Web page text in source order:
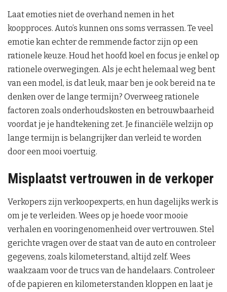
Laat emoties niet de overhand nemen in het
koopproces. Auto’s kunnen ons soms verrassen. Te veel
emotie kan echter de remmende factor zijn op een
rationele keuze. Houd het hoofd koel en focus je enkel op
rationele overwegingen. Als je echt helemaal weg bent
van een model, is dat leuk, maar ben je ook bereid na te
denken over de lange termijn? Overweeg rationele
factoren zoals onderhoudskosten en betrouwbaarheid
voordat je je handtekening zet. Je financiële welzijn op
lange termijn is belangrijker dan verleid te worden
door een mooi voertuig.
Misplaatst vertrouwen in de verkoper
Verkopers zijn verkoopexperts, en hun dagelijks werk is
om je te verleiden. Wees op je hoede voor mooie
verhalen en vooringenomenheid over vertrouwen. Stel
gerichte vragen over de staat van de auto en controleer
gegevens, zoals kilometerstand, altijd zelf. Wees
waakzaam voor de trucs van de handelaars. Controleer
of de papieren en kilometerstanden kloppen en laat je